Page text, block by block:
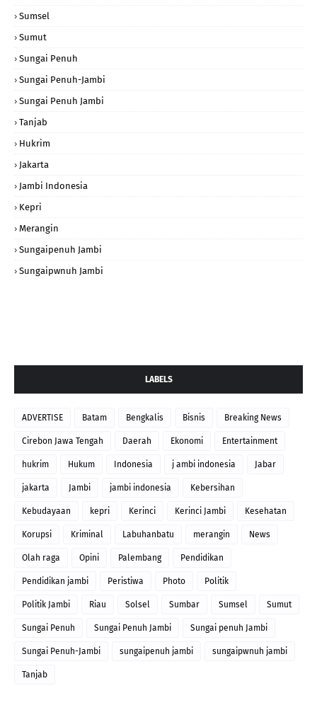
Sumsel
Sumut
Sungai Penuh
Sungai Penuh-Jambi
Sungai Penuh Jambi
Tanjab
Hukrim
Jakarta
Jambi Indonesia
Kepri
Merangin
Sungaipenuh Jambi
Sungaipwnuh Jambi
LABELS
ADVERTISE Batam Bengkalis Bisnis Breaking News
Cirebon Jawa Tengah Daerah Ekonomi Entertainment
hukrim Hukum Indonesia j ambi indonesia Jabar
jakarta Jambi jambi indonesia Kebersihan
Kebudayaan kepri Kerinci Kerinci Jambi Kesehatan
Korupsi Kriminal Labuhanbatu merangin News
Olah raga Opini Palembang Pendidikan
Pendidikan jambi Peristiwa Photo Politik
Politik Jambi Riau Solsel Sumbar Sumsel Sumut
Sungai Penuh Sungai Penuh Jambi Sungai penuh Jambi
Sungai Penuh-Jambi sungaipenuh jambi sungaipwnuh jambi
Tanjab